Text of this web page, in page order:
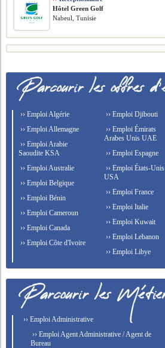
Hôtel Green Golf
Nabeul, Tunisie
›› Emploi Algérie
›› Emploi Allemagne
›› Emploi Arabie
Saoudite KSA
›› Emploi Australie
›› Emploi Belgique
›› Emploi Bénin
›› Emploi Cameroun
›› Emploi Canada
›› Emploi Côte d'Ivoire
›› Emploi Djibouti
›› Emploi Émirats
Arabes Unis UAE
›› Emploi Espagne
›› Emploi États-Unis
USA
›› Emploi France
›› Emploi Italie
›› Emploi Kuwait
›› Emploi Lebanon
›› Emploi Libye
›› Emploi Administrative
›› Emploi Agent Administrative / Agent de
Bureau